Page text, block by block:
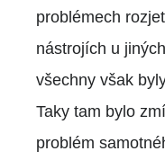
problémech
nástrojích u
všechny však
Taky tam bylo
problém